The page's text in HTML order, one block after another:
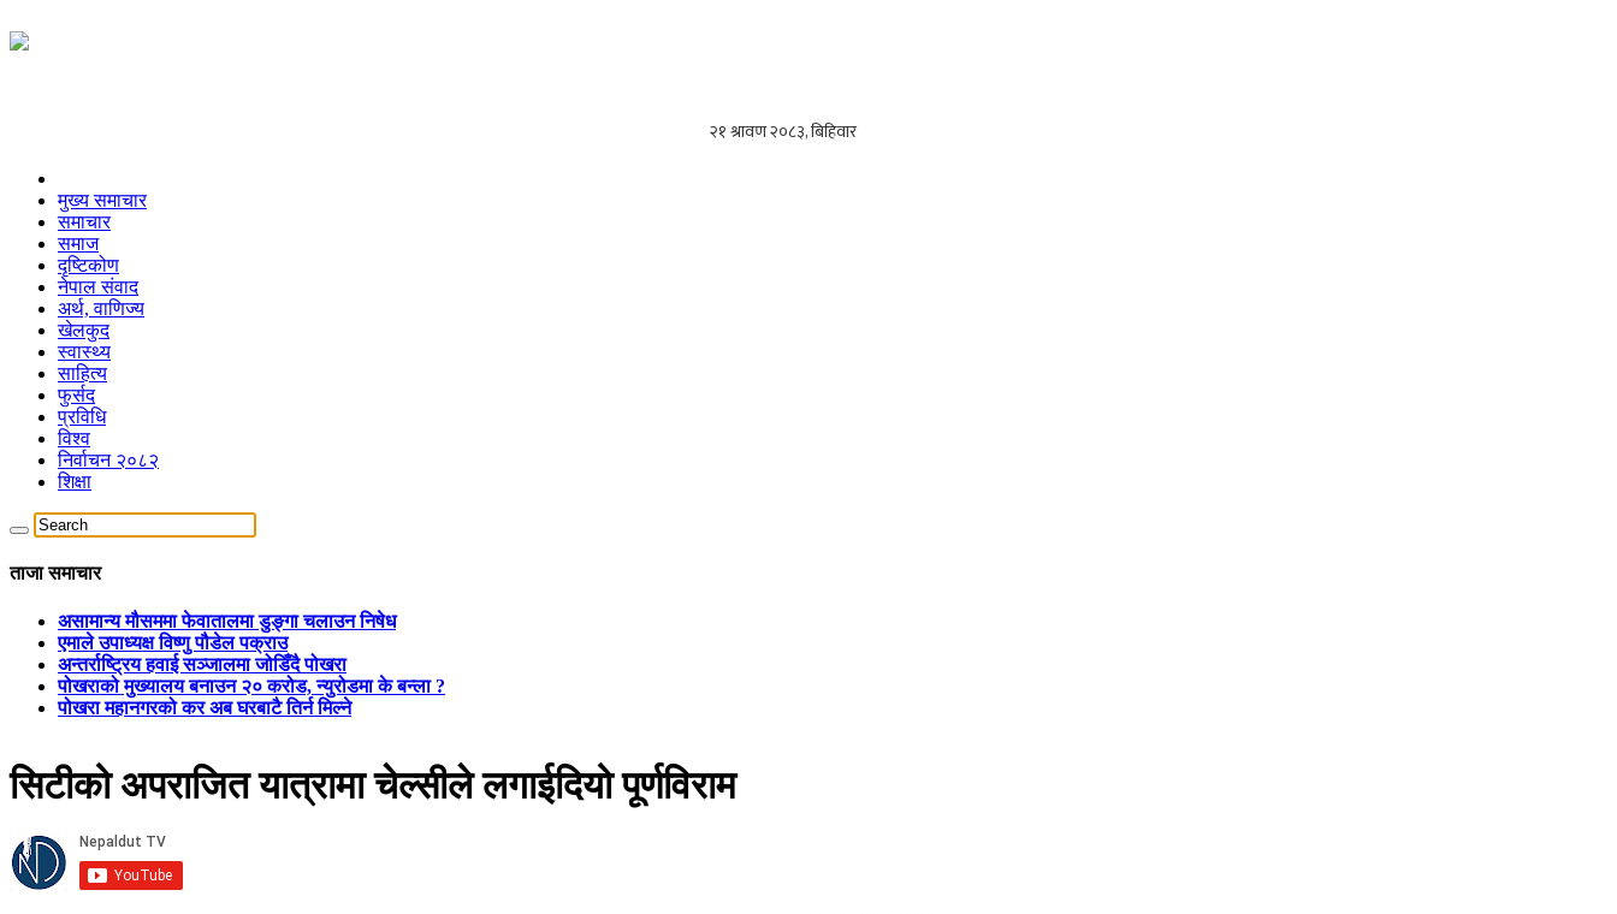
मुख्य समाचार
समाचार
समाज
दृष्टिकोण
नेपाल संवाद
अर्थ, वाणिज्य
खेलकुद
स्वास्थ्य
साहित्य
फुर्सद
प्रविधि
विश्व
निर्वाचन २०८२
शिक्षा
ताजा समाचार
असामान्य मौसममा फेवातालमा डुङ्गा चलाउन निषेध
एमाले उपाध्यक्ष विष्णु पौडेल पक्राउ
अन्तर्राष्ट्रिय हवाई सञ्जालमा जोडिँदै पोखरा
पोखराको मुख्यालय बनाउन २० करोड, न्युरोडमा के बन्ला ?
पोखरा महानगरको कर अब घरबाटै तिर्न मिल्ने
सिटीको अपराजित यात्रामा चेल्सीले लगाईदियो पूर्णविराम